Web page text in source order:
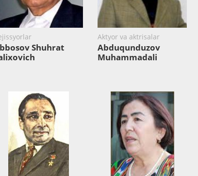
Shuhrat
Aktyor va aktrisalar
Abduqunduzov
Muhammadali